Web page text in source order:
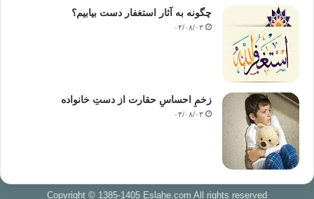
چگونه به آثار استغفار دست بیابیم؟
۰۴/۰۸/۰۳
زخمِ احساسِ حقارت از دستِ خانواده
۰۴/۰۸/۰۳
Copyright © 1385-1405 Eslahe.com All rights reserved